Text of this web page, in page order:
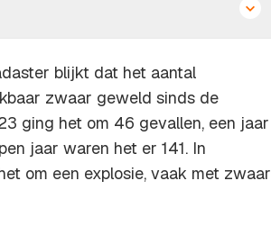
blijkt dat het aantal
zwaar geweld sinds de
ging het om 46 gevallen, een jaar
jaar waren het er 141. In
om een explosie, vaak met zwaar